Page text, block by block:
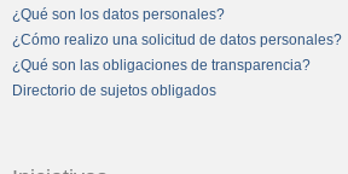
¿Qué son los datos personales?
¿Cómo realizo una solicitud de datos personales?
¿Qué son las obligaciones de transparencia?
Directorio de sujetos obligados